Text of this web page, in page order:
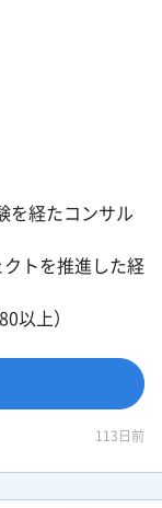
を経たコンサル
クトを推進した経
以上）
113日前